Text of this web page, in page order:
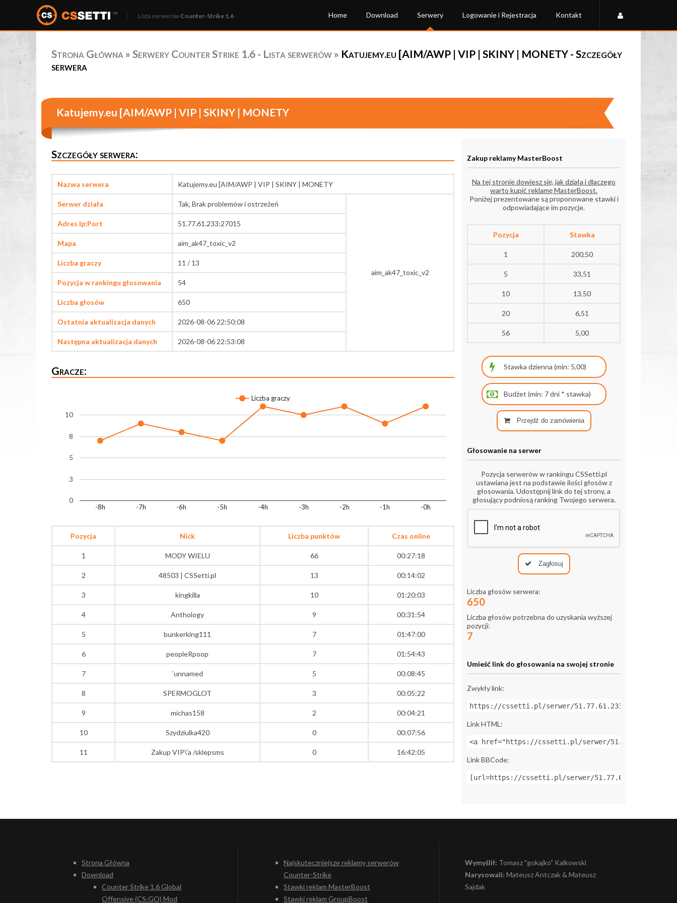
Lista serwerów Counter-Strike 1.6 Home Download Serwery Logowanie i Rejestracja Kontakt
Strona Główna » Serwery Counter Strike 1.6 - Lista serwerów » Katujemy.eu [AIM/AWP | VIP | SKINY | MONETY - Szczegóły
serwera
Katujemy.eu [AIM/AWP | VIP | SKINY | MONETY
Szczegóły serwera:
Nazwa serwera Katujemy.eu [AIM/AWP | VIP | SKINY | MONETY
Serwer działa Tak, Brak problemów i ostrzeżeń
aim_ak47_toxic_v2
Adres Ip:Port 51.77.61.233:27015
Mapa aim_ak47_toxic_v2
Liczba graczy 11 / 13
Pozycja w rankingu głosowania 54
Liczba głosów 650
Ostatnia aktualizacja danych 2026-08-06 22:50:08
Następna aktualizacja danych 2026-08-06 22:53:08
Gracze:
Liczba graczy
-8h -7h -6h -5h -4h -3h -2h -1h -0h
0
3
5
8
10
Pozycja Nick Liczba punktów Czas online
1 MODY WIELU 66 00:27:18
2 48503 | CSSetti.pl 13 00:14:02
3 kingkilla 10 01:20:03
4 Anthology 9 00:31:54
5 bunkerking111 7 01:47:00
6 peopleRpoop 7 01:54:43
7 `unnamed 5 00:08:45
8 SPERMOGLOT 3 00:05:22
9 michas158 2 00:04:21
10 Szydziulka420 0 00:07:56
11 Zakup VIP\'a /sklepsms 0 16:42:05
Zakup reklamy MasterBoost
Na tej stronie dowiesz się, jak działa i dlaczego
warto kupić reklamę MasterBoost.
Poniżej prezentowane są proponowane stawki i
odpowiadające im pozycje.
Pozycja Stawka
1 200,50
5 33,51
10 13,50
20 6,51
56 5,00
Przejdź do zamówienia
Głosowanie na serwer
Pozycja serwerów w rankingu CSSetti.pl
ustawiana jest na podstawie ilości głosów z
głosowania. Udostępnij link do tej strony, a
głosujący podniosą ranking Twojego serwera.
Zagłosuj
Liczba głosów serwera:
650
Liczba głosów potrzebna do uzyskania wyższej
pozycji:
7
Umieść link do głosowania na swojej stronie
Zwykły link:
https://cssetti.pl/serwer/51.77.61.233:27015
Link HTML:
<a href="https://cssetti.pl/serwer/
Link BBCode:
[url=https://cssetti.pl/serwer/
Strona Główna
Download
Counter Strike 1.6 Global
Offensive (CS:GO) Mod
Najskuteczniejsze reklamy serwerów
Counter-Strike
Stawki reklam MasterBoost
Stawki reklam GroupBoost
Wymyślił: Tomasz "gokajko" Kalkowski
Narysowali: Mateusz Antczak & Mateusz
Sajdak